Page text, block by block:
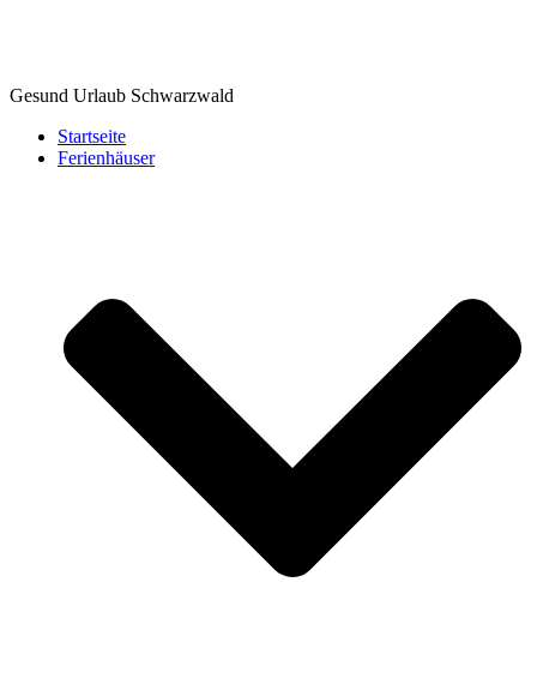
Gesund Urlaub Schwarzwald
Startseite
Ferienhäuser